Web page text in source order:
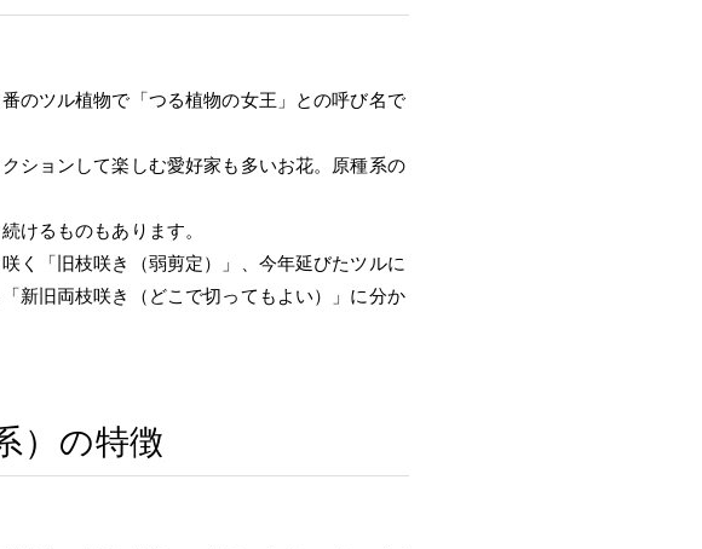
のツル植物で「つる植物の女王」との呼び名で
ションして楽しむ愛好家も多いお花。原種系の
けるものもあります。
く「旧枝咲き（弱剪定）」、今年延びたツルに
新旧両枝咲き（どこで切ってもよい）」に分か
）の特徴